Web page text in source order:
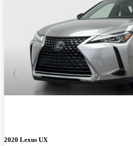
2020 Lexus UX